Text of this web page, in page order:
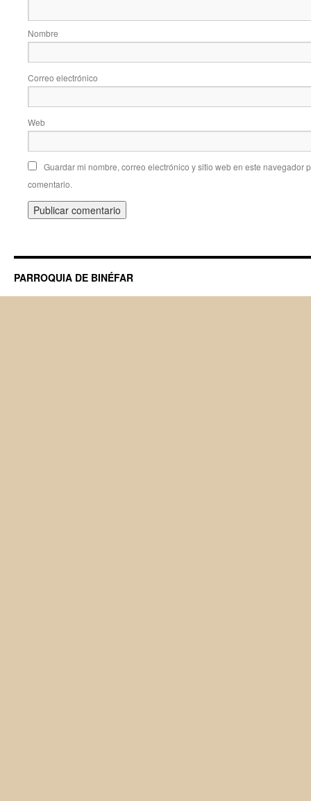
Nombre
Correo electrónico
Web
Guardar mi nombre, correo electrónico y sitio web en este navegador
comentario.
PARROQUIA DE BINÉFAR